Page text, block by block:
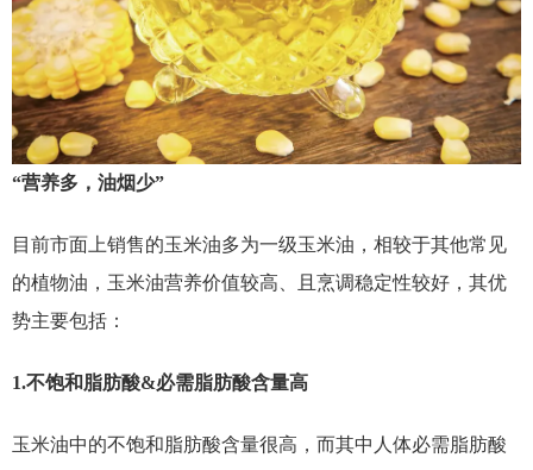
“营养多，油烟少”
目前市面上销售的玉米油多为一级玉米油，相较于其他常见
的植物油，玉米油营养价值较高、且烹调稳定性较好，其优
势主要包括：
1.不饱和脂肪酸&必需脂肪酸含量高
玉米油中的不饱和脂肪酸含量很高，而其中人体必需脂肪酸